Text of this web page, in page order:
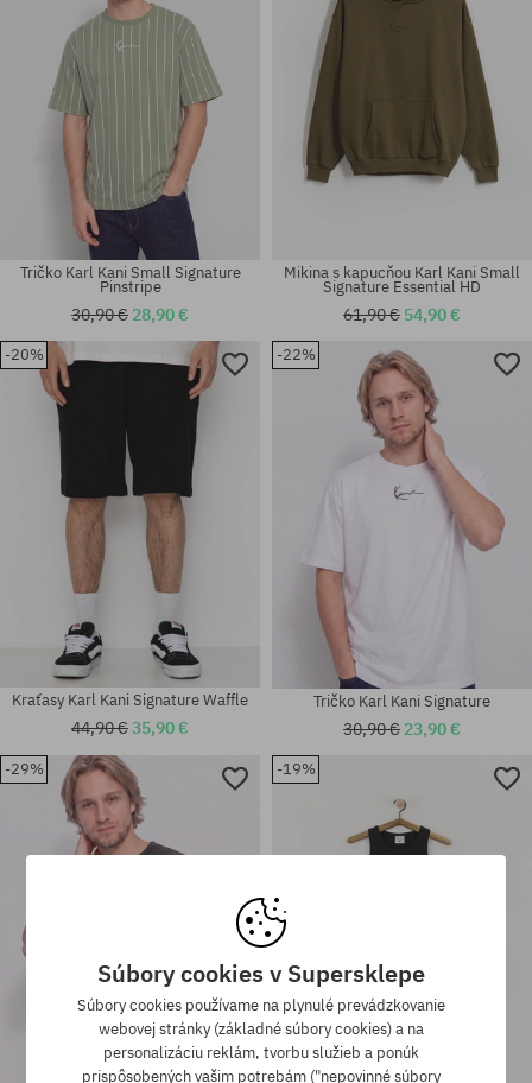
Dostupné veľkosti:
30; 34; 36
Dostupné veľkosti:
Dostupné veľkosti:
S; M; L; XL; XXL
Tričko Karl Kani Small Signature
Pinstripe
30,90 € 28,90 €
Dostupné veľkosti:
Mikina s kapucňou Karl Kani Small
Signature Essential HD
61,90 € 54,90 €
-20%
Kraťasy Karl Kani Signature Waffle
44,90 €35,90 €
-22%
Tričko Karl Kani Signature
30,90 € 23,90 €
-29% -19%
Súbory cookies v Supersklepe
Súbory cookies používame na plynulé prevádzkovanie
webovej stránky (základné súbory cookies) a na
personalizáciu reklám, tvorbu služieb a ponúk
prispôsobených vašim potrebám ("nepovinné súbory